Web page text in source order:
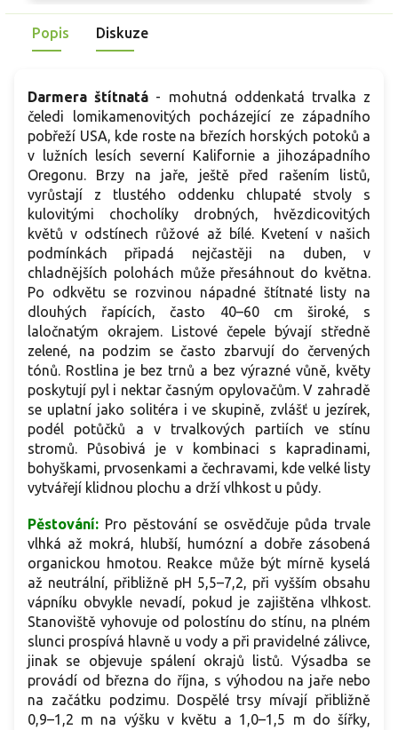
hustším habitem. Díky kompaktnímu vzrůstu je vhodný i do
městských předzahrádek.
Popis Diskuze
Darmera štítnatá - mohutná oddenkatá trvalka z
čeledi lomikamenovitých pocházející ze západního
pobřeží USA, kde roste na březích horských potoků a
v lužních lesích severní Kalifornie a jihozápadního
Oregonu. Brzy na jaře, ještě před rašením listů,
vyrůstají z tlustého oddenku chlupaté stvoly s
kulovitými chocholíky drobných, hvězdicovitých
květů v odstínech růžové až bílé. Kvetení v našich
podmínkách připadá nejčastěji na duben, v
chladnějších polohách může přesáhnout do května.
Po odkvětu se rozvinou nápadné štítnaté listy na
dlouhých řapících, často 40–60 cm široké, s
laločnatým okrajem. Listové čepele bývají středně
zelené, na podzim se často zbarvují do červených
tónů. Rostlina je bez trnů a bez výrazné vůně, květy
poskytují pyl i nektar časným opylovačům. V zahradě
se uplatní jako solitéra i ve skupině, zvlášť u jezírek,
podél potůčků a v trvalkových partiích ve stínu
stromů. Působivá je v kombinaci s kapradinami,
bohyškami, prvosenkami a čechravami, kde velké listy
vytvářejí klidnou plochu a drží vlhkost u půdy.
Pěstování: Pro pěstování se osvědčuje půda trvale
vlhká až mokrá, hlubší, humózní a dobře zásobená
organickou hmotou. Reakce může být mírně kyselá
až neutrální, přibližně pH 5,5–7,2, při vyšším obsahu
vápníku obvykle nevadí, pokud je zajištěna vlhkost.
Stanoviště vyhovuje od polostínu do stínu, na plném
slunci prospívá hlavně u vody a při pravidelné zálivce,
jinak se objevuje spálení okrajů listů. Výsadba se
provádí od března do října, s výhodou na jaře nebo
na začátku podzimu. Dospělé trsy mívají přibližně
0,9–1,2 m na výšku v květu a 1,0–1,5 m do šířky,